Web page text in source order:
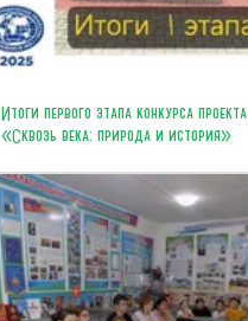
Итоги первого этапа конкурса проекта
«Сквозь века: природа и история»